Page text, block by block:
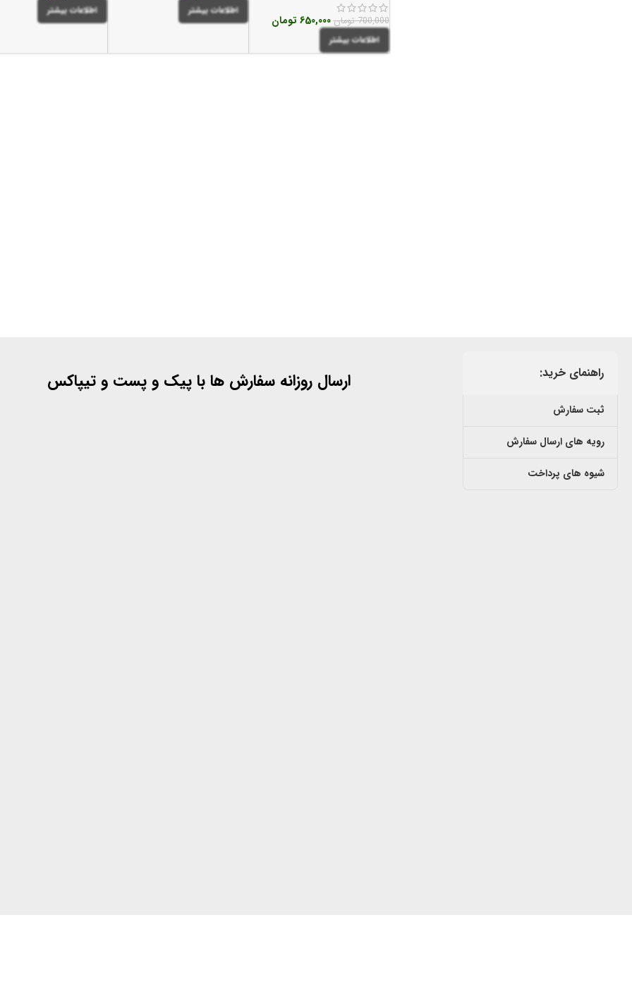
700,000 تومان 650,000 تومان
اطلاعات بیشتر
اطلاعات بیشتر اطلاعات بیشتر
راهنمای خرید:
ثبت سفارش
رویه های ارسال سفارش
شیوه های پرداخت
ارسال روزانه سفارش ها با پیک و پست و تیپاکس